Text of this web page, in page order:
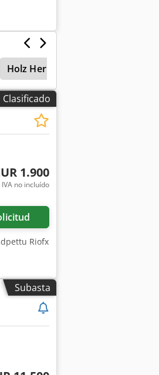
Holz Her 1402
Clasificado
1.900
no incluído
Riofx
Subasta